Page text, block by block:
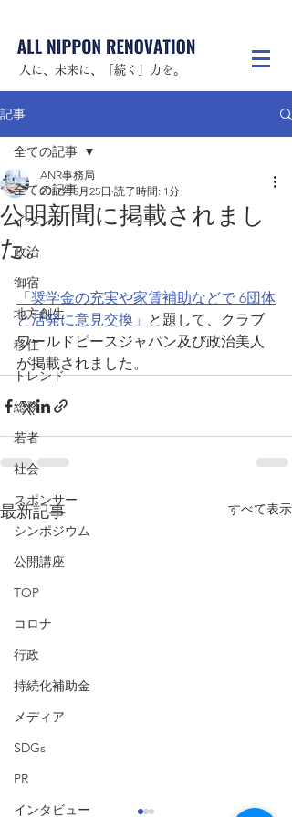
人に、未来に、「続く」力を。
記事
全ての記事
イベント
政治
御宿
地方創生
移住
トレンド
総務
若者
社会
スポンサー
シンポジウム
公開講座
TOP
コロナ
行政
持続化補助金
メディア
SDGs
PR
インタビュー
全ての記事
公明新聞に掲載されまし
た。
ANR事務局
2017年5月25日 読了時間: 1分
「奨学金の充実や家賃補助などで 6団体
と活発に意見交換」 と題して、クラブ
ワールドピースジャパン及び政治美人
が掲載されました。
最新記事 すべて表示